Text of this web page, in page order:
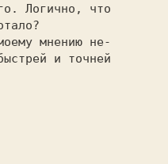
Логично, что
и точней